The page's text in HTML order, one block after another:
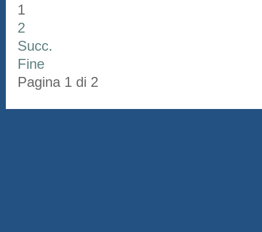
1
2
Succ.
Fine
Pagina 1 di 2